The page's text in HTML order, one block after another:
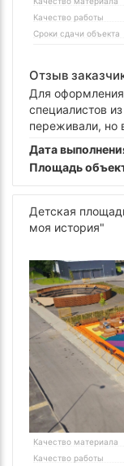
Качество работы
Сроки сдачи объекта
Отзыв
Для
специалистов
переживали, но
Дата
Площадь
Детская
моя история"
Качество материала
Качество работы